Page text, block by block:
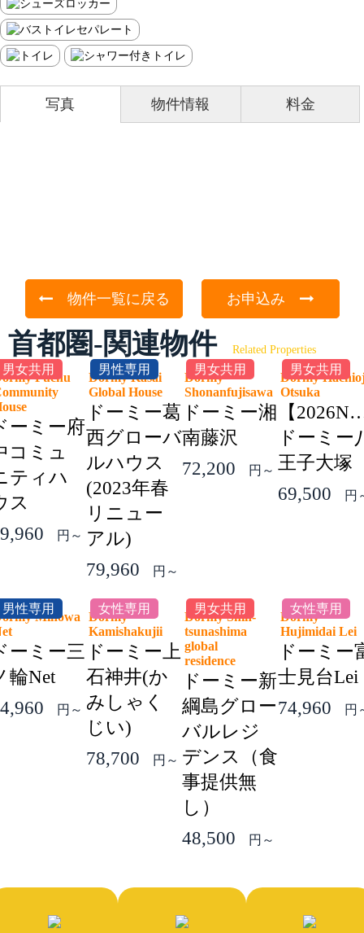
写真 物件情報 料金
物件一覧に戻る お申込み
首都圏-関連物件 Related Properties
男女共用
Fuchu
ーミー府
コミュ
ティハ
ス
円～
男性専用
Dormy Kasai
Global House
ドーミー葛
西グローバ
ルハウス
(2023年春
リニュー
アル)
79,960
円～
男女共用
Dormy
Shonanfujisawa
ドーミー湘
南藤沢
72,200
円～
男女共用
Dormy
Otsuka
【
ドーミー
王子大塚
69,500
円
男性専用
Minowa
ーミー三
輪Net
円～
女性専用
Dormy
Kamishakujii
ドーミー上
石神井(か
みしゃく
じい)
78,700
円～
男女共用
Dormy Shin-
tsunashima
global
residence
ドーミー新
綱島グロー
バルレジ
デンス（食
事提供無
し）
48,500
円～
女性専用
Dormy
Hujimidai
ドーミー
士見台Lei
74,960
円